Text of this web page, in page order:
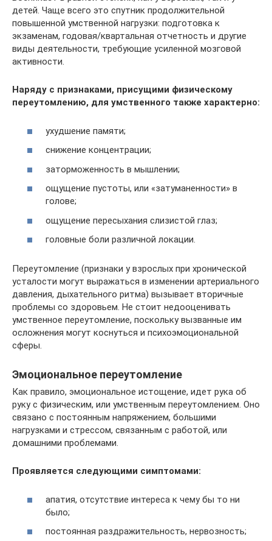
детей. Чаще всего это спутник продолжительной
повышенной умственной нагрузки: подготовка к
экзаменам, годовая/квартальная отчетность и другие
виды деятельности, требующие усиленной мозговой
активности.
Наряду с признаками, присущими физическому
переутомлению, для умственного также характерно:
ухудшение памяти;
снижение концентрации;
заторможенность в мышлении;
ощущение пустоты, или «затуманенности» в
голове;
ощущение пересыхания слизистой глаз;
головные боли различной локации.
Переутомление (признаки у взрослых при хронической
усталости могут выражаться в изменении артериального
давления, дыхательного ритма) вызывает вторичные
проблемы со здоровьем. Не стоит недооценивать
умственное переутомление, поскольку вызванные им
осложнения могут коснуться и психоэмоциональной
сферы.
Эмоциональное переутомление
Как правило, эмоциональное истощение, идет рука об
руку с физическим, или умственным переутомлением. Оно
связано с постоянным напряжением, большими
нагрузками и стрессом, связанным с работой, или
домашними проблемами.
Проявляется следующими симптомами:
апатия, отсутствие интереса к чему бы то ни
было;
постоянная раздражительность, нервозность;